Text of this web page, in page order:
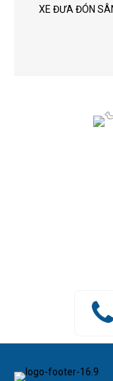
XE ĐƯA ĐÓN